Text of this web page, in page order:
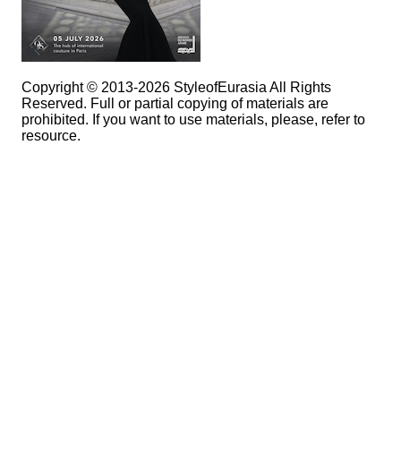
Copyright © 2013-2026 StyleofEurasia All Rights
Reserved. Full or partial copying of materials are
prohibited. If you want to use materials, please, refer to
resource.